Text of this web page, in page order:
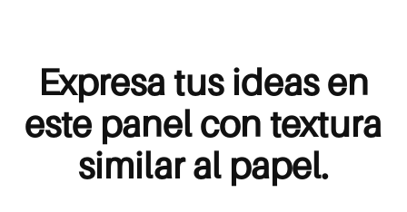
Expresa tus ideas en
este panel con textura
similar al papel.